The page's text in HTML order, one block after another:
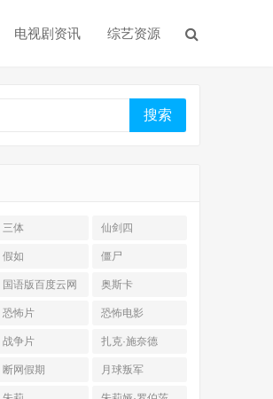
电视剧资讯 综艺资源
搜索
三体 仙剑四
假如 僵尸
国语版百度云网
盘
奥斯卡
恐怖片 恐怖电影
战争片 扎克·施奈德
断网假期 月球叛军